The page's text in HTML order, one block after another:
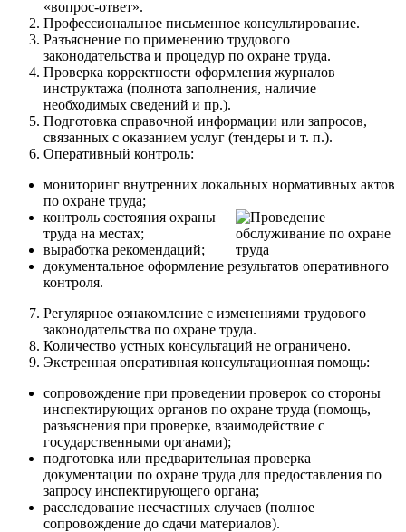
«вопрос-ответ».
Профессиональное письменное консультирование.
Разъяснение по применению трудового
законодательства и процедур по охране труда.
Проверка корректности оформления журналов
инструктажа (полнота заполнения, наличие
необходимых сведений и пр.).
Подготовка справочной информации или запросов,
связанных с оказанием услуг (тендеры и т. п.).
Оперативный контроль:
мониторинг внутренних локальных нормативных актов
по охране труда;
контроль состояния охраны
труда на местах;
выработка рекомендаций;
документальное оформление результатов оперативного
контроля.
Регулярное ознакомление с изменениями трудового
законодательства по охране труда.
Количество устных консультаций не ограничено.
Экстренная оперативная консультационная помощь:
сопровождение при проведении проверок со стороны
инспектирующих органов по охране труда (помощь,
разъяснения при проверке, взаимодействие с
государственными органами);
подготовка или предварительная проверка
документации по охране труда для предоставления по
запросу инспектирующего органа;
расследование несчастных случаев (полное
сопровождение до сдачи материалов).